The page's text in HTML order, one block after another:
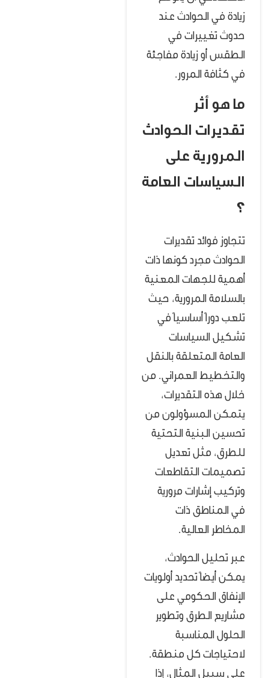
زيادة في الحوادث عند
حدوث تغييرات في
الطقس أو زيادة مفاجئة
في كثافة المرور.
ما هو أثر
تقديرات الحوادث
المرورية على
السياسات العامة
؟
تتجاوز فوائد تقديرات
الحوادث مجرد كونها ذات
أهمية للجهات المعنية
بالسلامة المرورية، حيث
تلعب دوراً أساسياً في
تشكيل السياسات
العامة المتعلقة بالنقل
والتخطيط العمراني. من
خلال هذه التقديرات،
يتمكن المسؤولون من
تحسين البنية التحتية
للطرق، مثل تعديل
تصميمات التقاطعات
وتركيب إشارات مرورية
في المناطق ذات
المخاطر العالية.
عبر تحليل الحوادث،
يمكن أيضاً تحديد أولويات
الإنفاق الحكومي على
مشاريع الطرق وتطوير
الحلول المناسبة
لاحتياجات كل منطقة.
على سبيل المثال، إذا